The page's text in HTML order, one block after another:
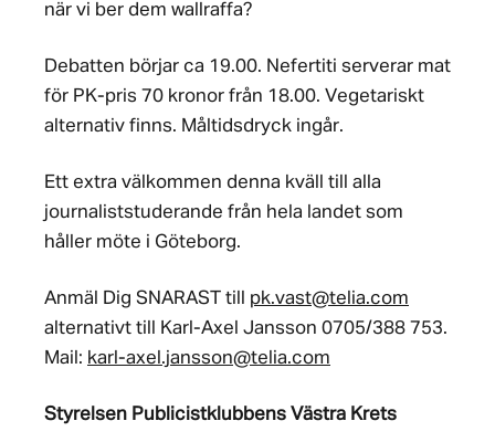
när vi ber dem wallraffa?
Debatten börjar ca 19.00. Nefertiti serverar mat
för PK-pris 70 kronor från 18.00. Vegetariskt
alternativ finns. Måltidsdryck ingår.
Ett extra välkommen denna kväll till alla
journaliststuderande från hela landet som
håller möte i Göteborg.
Anmäl Dig SNARAST till pk.vast@telia.com
alternativt till Karl-Axel Jansson 0705/388 753.
Mail: karl-axel.jansson@telia.com
Styrelsen Publicistklubbens Västra Krets